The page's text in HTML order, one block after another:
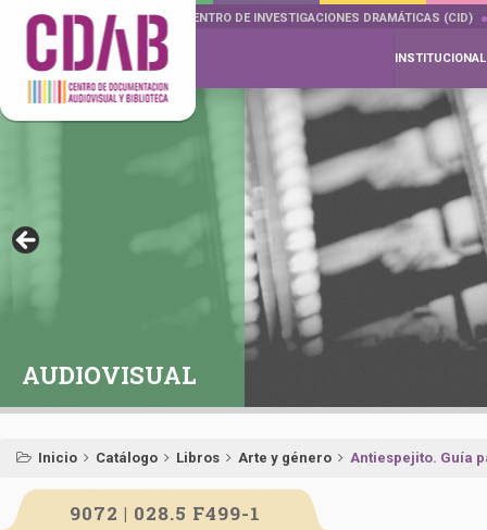
DOCUMENTA DRAMÁTICAS CENTRO DE INVESTIGACIONES DRAMÁTICAS (CID)
INSTITUCIONAL
AUDIOVISUAL
Inicio Catálogo Libros Arte y género Antiespejito. Guía
9072 | 028.5 F499-1